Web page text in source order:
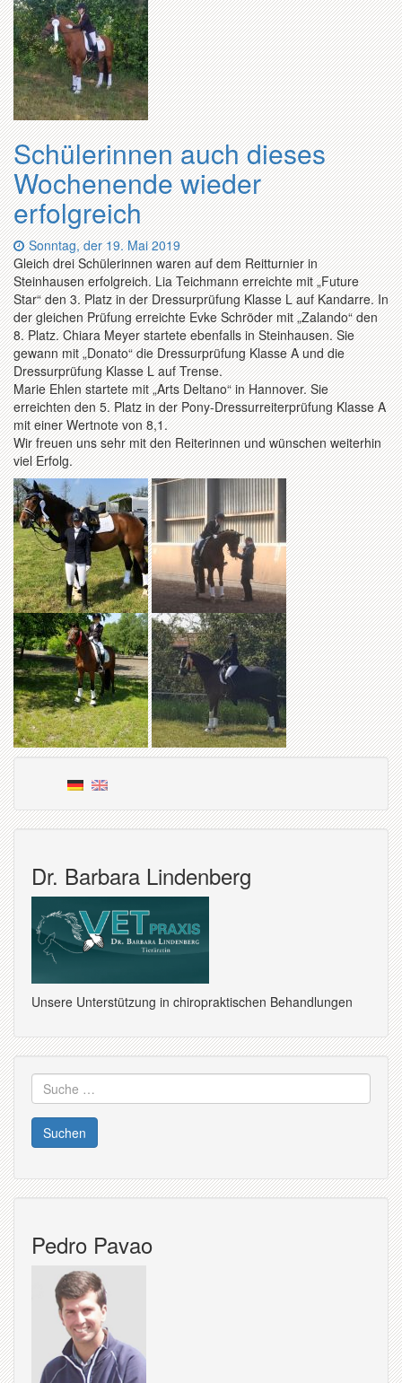
Schülerinnen auch dieses
Wochenende wieder
erfolgreich
Datum:
Sonntag, der 19. Mai 2019
Gleich drei Schülerinnen waren auf dem Reitturnier in
Steinhausen erfolgreich. Lia Teichmann erreichte mit „Future
Star“ den 3. Platz in der Dressurprüfung Klasse L auf Kandarre. In
der gleichen Prüfung erreichte Evke Schröder mit „Zalando“ den
8. Platz. Chiara Meyer startete ebenfalls in Steinhausen. Sie
gewann mit „Donato“ die Dressurprüfung Klasse A und die
Dressurprüfung Klasse L auf Trense.
Marie Ehlen startete mit „Arts Deltano“ in Hannover. Sie
erreichten den 5. Platz in der Pony-Dressurreiterprüfung Klasse A
mit einer Wertnote von 8,1.
Wir freuen uns sehr mit den Reiterinnen und wünschen weiterhin
viel Erfolg.
Dr. Barbara Lindenberg
Unsere Unterstützung in chiropraktischen Behandlungen
Suche
nach:
Pedro Pavao